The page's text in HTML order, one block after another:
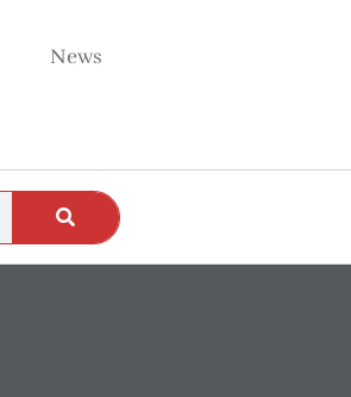
News